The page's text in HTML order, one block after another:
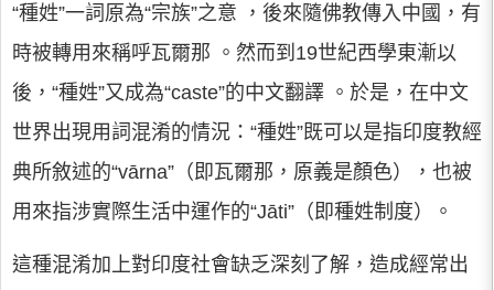
“種姓”一詞原為“宗族”之意 ，後來隨佛教傳入中國，有
時被轉用來稱呼瓦爾那 。然而到19世紀西學東漸以
後，“種姓”又成為“caste”的中文翻譯 。於是，在中文
世界出現用詞混淆的情況：“種姓”既可以是指印度教經
典所敘述的“vārna”（即瓦爾那，原義是顏色），也被
用來指涉實際生活中運作的“Jāti”（即種姓制度）。
這種混淆加上對印度社會缺乏深刻了解，造成經常出